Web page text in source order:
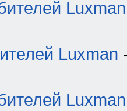
Luxman
Luxman
Luxman